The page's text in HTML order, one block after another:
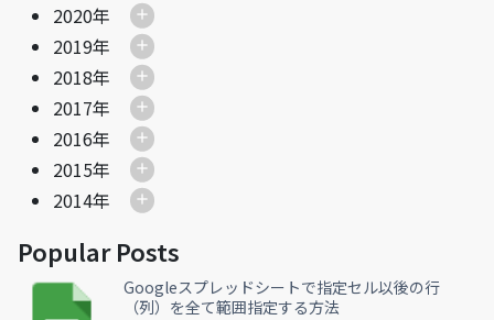
2020年
2019年
2018年
2017年
2016年
2015年
2014年
Popular Posts
Googleスプレッドシートで指定セル以後の行
（列）を全て範囲指定する方法